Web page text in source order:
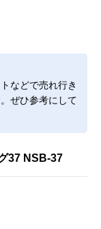
などで売れ行き
ぜひ参考にして
37 NSB-37